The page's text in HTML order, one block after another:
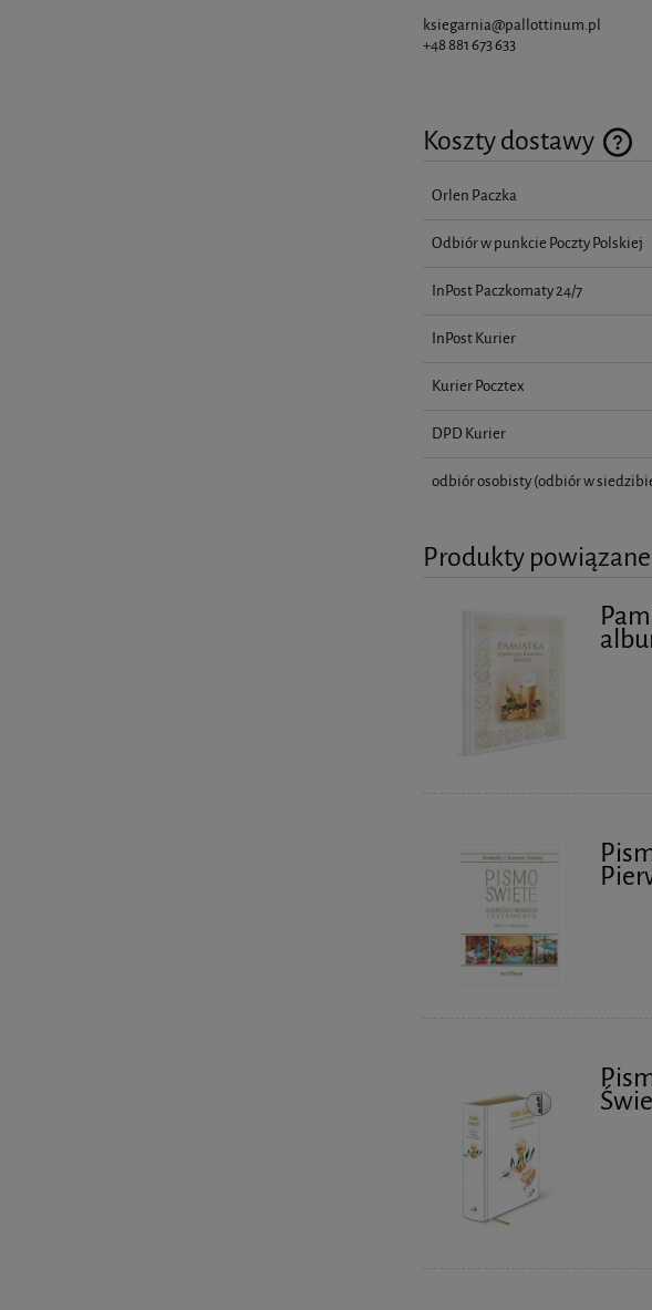
ksiegarnia@pallottinum.pl
+48 881 673 633
Koszty dostawy
Orlen Paczka
Odbiór w punkcie Poczty Polskiej
InPost Paczkomaty 24/7
InPost Kurier
Kurier Pocztex
DPD Kurier
odbiór osobisty(odbiór w
Produkty powiązane